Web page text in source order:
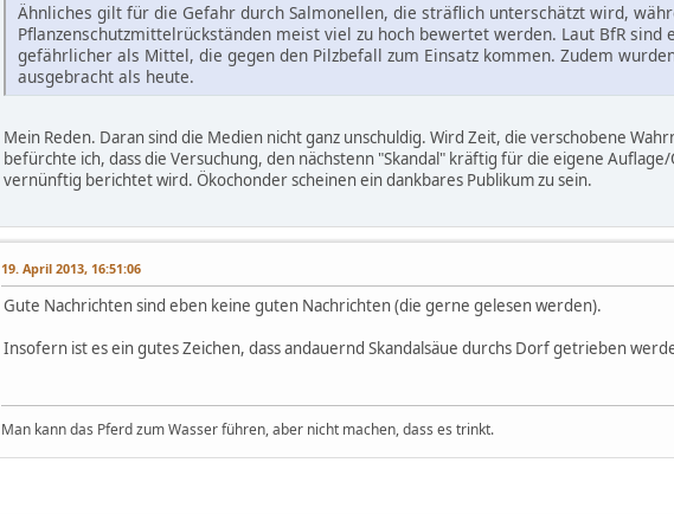
Ähnliches gilt für die Gefahr durch Salmonellen, die sträflich unterschätzt wird,
Pflanzenschutzmittelrückständen meist viel zu hoch bewertet werden. Laut BfR
gefährlicher als Mittel, die gegen den Pilzbefall zum Einsatz kommen. Zudem
ausgebracht als heute.
Mein Reden. Daran sind die Medien nicht ganz unschuldig. Wird Zeit, die verschobene
befürchte ich, dass die Versuchung, den nächstenn "Skandal" kräftig für die eigene
vernünftig berichtet wird. Ökochonder scheinen ein dankbares Publikum zu sein.
19. April 2013, 16:51:06
Gute Nachrichten sind eben keine guten Nachrichten (die gerne gelesen werden).
Insofern ist es ein gutes Zeichen, dass andauernd Skandalsäue durchs Dorf getrieben
Man kann das Pferd zum Wasser führen, aber nicht machen, dass es trinkt.